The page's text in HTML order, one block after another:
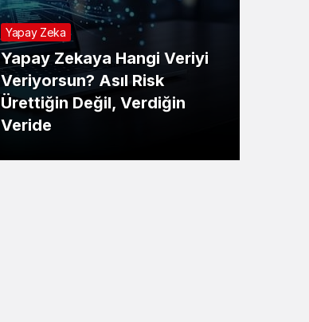
Yapay Zeka
Yapay Zekaya Hangi Veriyi
Veriyorsun? Asıl Risk
Ürettiğin Değil, Verdiğin
Veride